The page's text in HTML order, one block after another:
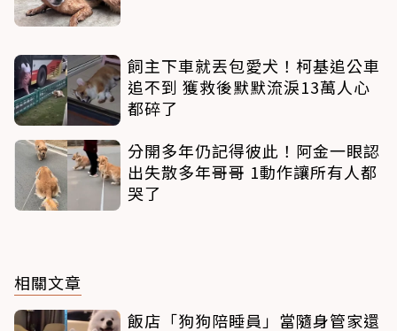
飼主下車就丟包愛犬！柯基追公車
追不到 獲救後默默流淚13萬人心
都碎了
分開多年仍記得彼此！阿金一眼認
出失散多年哥哥 1動作讓所有人都
哭了
相關文章
飯店「狗狗陪睡員」當隨身管家還